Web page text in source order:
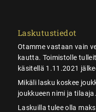
Laskutustiedot
Otamme vastaan vain
kautta. Toimistolle
käsitellä 1.11.2021
Mikäli lasku koskee
joukkueen nimi ja
Laskuilla tulee olla